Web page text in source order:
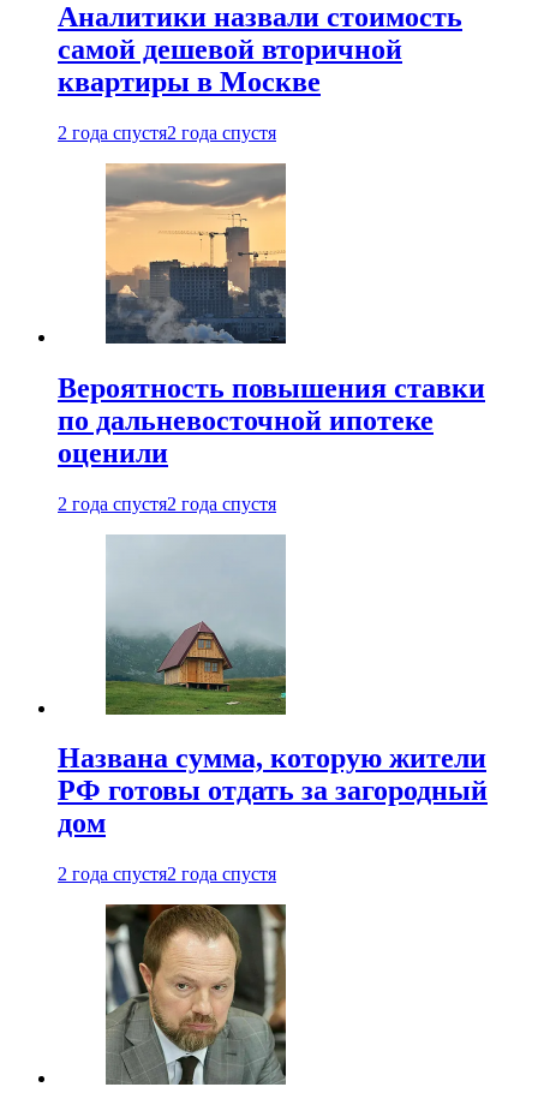
Аналитики назвали стоимость
самой дешевой вторичной
квартиры в Москве
2 года спустя2 года спустя
Вероятность повышения ставки
по дальневосточной ипотеке
оценили
2 года спустя2 года спустя
Названа сумма, которую жители
РФ готовы отдать за загородный
дом
2 года спустя2 года спустя